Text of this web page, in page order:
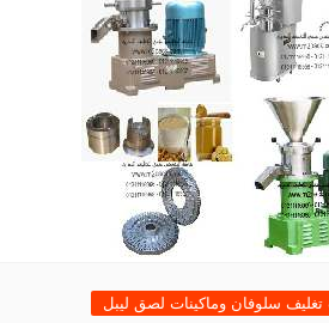
تغليف سلوفان وماكينات لصق ليبل